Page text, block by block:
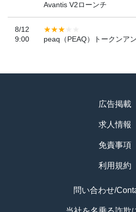
Avantis V2ローンチ
8/12
9:00
peaq（PEAQ）トークンア
広告掲載
求人情報
免責事項
利用規約
問い合わせ/